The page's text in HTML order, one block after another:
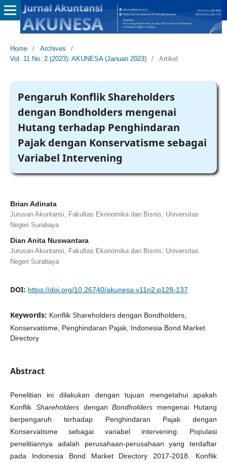
Home / Archives
/
Vol. 11 No. 2 (2023): AKUNESA (Januari 2023)
/ Artikel
Pengaruh Konflik Shareholders
dengan Bondholders mengenai
Hutang terhadap Penghindaran
Pajak dengan Konservatisme sebagai
Variabel Intervening
Brian Adinata
Jurusan Akuntansi, Fakultas Ekonomika dan Bisnis, Universitas
Negeri Surabaya
Dian Anita Nuswantara
Jurusan Akuntansi, Fakultas Ekonomika dan Bisnis, Universitas
Negeri Surabaya
DOI: https://doi.org/10.26740/akunesa.v11n2.p128-137
Keywords: Konflik Shareholders dengan Bondholders,
Konservatisme, Penghindaran Pajak, Indonesia Bond Market
Directory
Abstract
Penelitian ini dilakukan dengan tujuan mengetahui apakah
Konflik ShareholdersdenganBondholders mengenai Hutang
berpengaruh terhadap Penghindaran Pajak dengan
Konservatisme sebagai variabel intervening. Populasi
penelitiannya adalah perusahaan-perusahaan yang terdaftar
pada Indonesia Bond Market Directory 2017-2018. Konflik